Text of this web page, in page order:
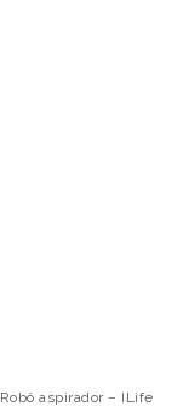
Robô aspirador – ILife